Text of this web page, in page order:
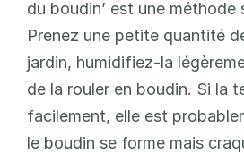
du boudin’ est une méthode
Prenez une petite quantité
jardin, humidifiez-la
de la rouler en boudin. Si la
facilement, elle est
le boudin se forme mais